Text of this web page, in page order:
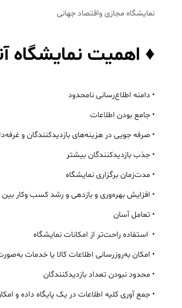
نمایشگاه مجازی واقتصاد جهانی
♦ اهمیت نمایشگاه‌
• دامنه اطلاع‌رسانی نامحدود
• جامع بودن اطلاعات
• صرفه جویی در هزینه‌های بازدیدکنندگان و
• جذب بازدیدکنندگان بیشتر
• مدت‌زمان برگزاری نمایشگاه
• افزایش بهره‌وری و بازدهی و رشد کسب ‌وکار بین
• تعامل آسان
• استفاده راحت‌تر از امکانات نمایشگاه
• امکان به‌روزرسانی اطلاعات کالا یا خدمات
• محدود نبودن تعداد بازدیدکنندگان
• جمع آوری کلیه اطلاعات در یک پایگاه داده و